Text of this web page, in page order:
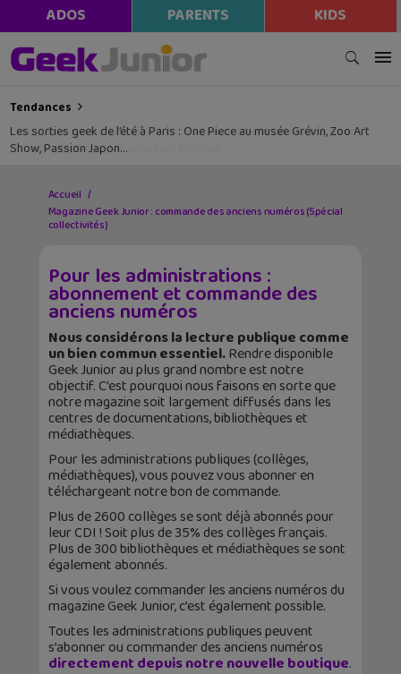
ADOS PARENTS KIDS
Tendances
Les sorties geek de l’été à Paris : One Piece au musée Grévin, Zoo Art
Show, Passion Japon…
Accueil
Magazine Geek Junior : commande des anciens numéros (Spécial
collectivités)
Pour les administrations :
abonnement et commande des
anciens numéros
Nous considérons la lecture publique comme
un bien commun essentiel.Rendre disponible
Geek Junior au plus grand nombre est notre
objectif. C’est pourquoi nous faisons en sorte que
notre magazine soit largement diffusés dans les
centres de documentations, bibliothèques et
médiathèques.
Pour les administrations publiques (collèges,
médiathèques), vous pouvez vous abonner en
téléchargeant notre bon de commande.
Plus de 2600 collèges se sont déjà abonnés pour
leur CDI ! Soit plus de 35% des collèges français.
Plus de 300 bibliothèques et médiathèques se sont
également abonnés.
Si vous voulez commander les anciens numéros du
magazine Geek Junior, c’est également possible.
Toutes les administrations publiques peuvent
s’abonner ou commander des anciens numéros
directement depuis notre nouvelle boutique.